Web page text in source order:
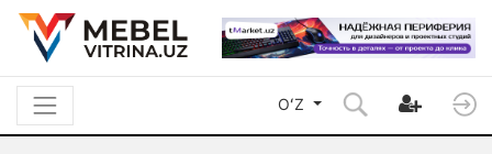
OʻZ